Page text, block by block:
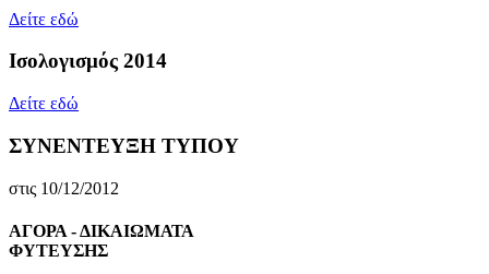
Δείτε εδώ
Ισολογισμός 2014
Δείτε εδώ
ΣΥΝΕΝΤΕΥΞΗ ΤΥΠΟΥ
στις 10/12/2012
ΑΓΟΡΑ - ΔΙΚΑΙΩΜΑΤΑ
ΦΥΤΕΥΣΗΣ